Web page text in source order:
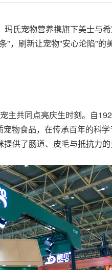
氏宠物营养携旗下美士与
，刷新让宠物"安心沦陷"的
主共同点亮庆生时刻。自
物食品，在传承百年的科
供了肠道、皮毛与抵抗力的